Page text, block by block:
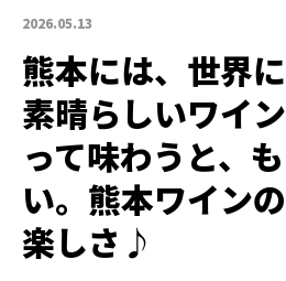
2026.05.13
熊本には、世界
素晴らしいワイ
って味わうと、
い。熊本ワイン
楽しさ♪